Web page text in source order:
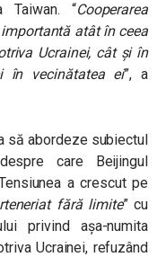
Taiwan. “Cooperarea
atât în ​​ceea
Ucrainei, cât și în
în vecinătatea ei”, a
să abordeze subiectul
care Beijingul
a crescut pe
fără limite” cu
privind așa-numita
Ucrainei, refuzând